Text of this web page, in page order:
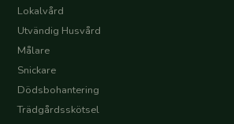
Lokalvård
Utvändig Husvård
Målare
Snickare
Dödsbohantering
Trädgårdsskötsel